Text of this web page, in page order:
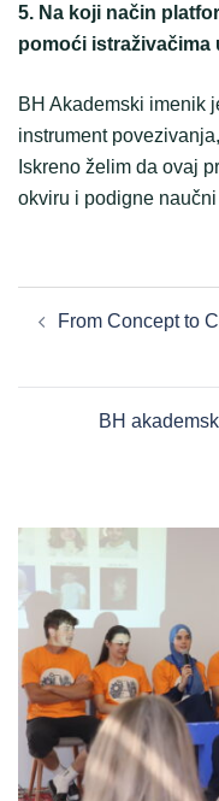
5. Na koji način
pomoći istraživačima
BH Akademski imenik
instrument
Iskreno želim da ovaj
okviru i podigne
NAVIGATION
From Concept to
BH